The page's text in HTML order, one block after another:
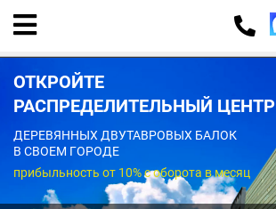
ОТКРОЙТЕ
РАСПРЕДЕЛИТЕЛЬНЫЙ ЦЕНТР
ДЕРЕВЯННЫХ ДВУТАВРОВЫХ БАЛОК
В СВОЕМ ГОРОДЕ
прибыльность от 10% с оборота в месяц